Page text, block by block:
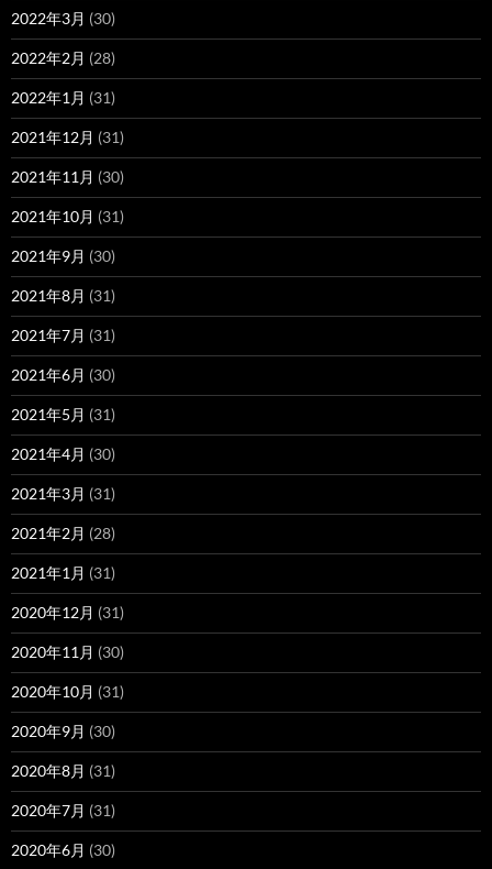
2022年3月 (30)
2022年2月 (28)
2022年1月 (31)
2021年12月 (31)
2021年11月 (30)
2021年10月 (31)
2021年9月 (30)
2021年8月 (31)
2021年7月 (31)
2021年6月 (30)
2021年5月 (31)
2021年4月 (30)
2021年3月 (31)
2021年2月 (28)
2021年1月 (31)
2020年12月 (31)
2020年11月 (30)
2020年10月 (31)
2020年9月 (30)
2020年8月 (31)
2020年7月 (31)
2020年6月 (30)